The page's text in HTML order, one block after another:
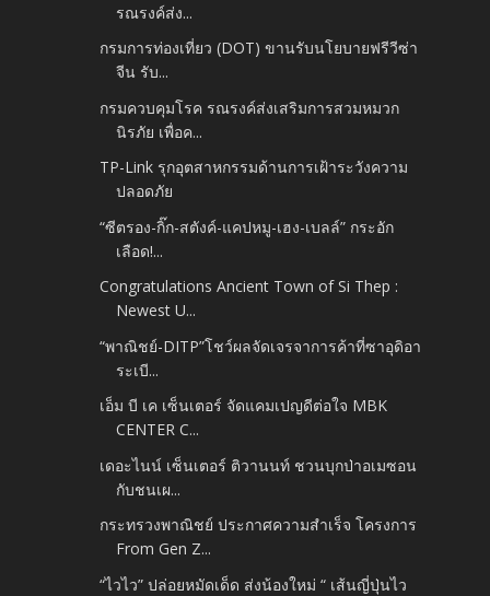
รณรงค์ส่ง...
กรมการท่องเที่ยว (DOT) ขานรับนโยบายฟรีวีซ่า
จีน รับ...
กรมควบคุมโรค รณรงค์ส่งเสริมการสวมหมวก
นิรภัย เพื่อค...
TP-Link รุกอุตสาหกรรมด้านการเฝ้าระวังความ
ปลอดภัย
“ซีตรอง-กิ๊ก-สตังค์-แคปหมู-เฮง-เบลล์” กระอัก
เลือด!...
Congratulations Ancient Town of Si Thep :
Newest U...
“พาณิชย์-DITP”โชว์ผลจัดเจรจาการค้าที่ซาอุดิอา
ระเบี...
เอ็ม บี เค เซ็นเตอร์ จัดแคมเปญดีต่อใจ MBK
CENTER C...
เดอะไนน์ เซ็นเตอร์ ติวานนท์ ชวนบุกป่าอเมซอน
กับชนเผ...
กระทรวงพาณิชย์ ประกาศความสำเร็จ โครงการ
From Gen Z...
“ไวไว” ปล่อยหมัดเด็ด ส่งน้องใหม่ “ เส้นญี่ปุ่นไว